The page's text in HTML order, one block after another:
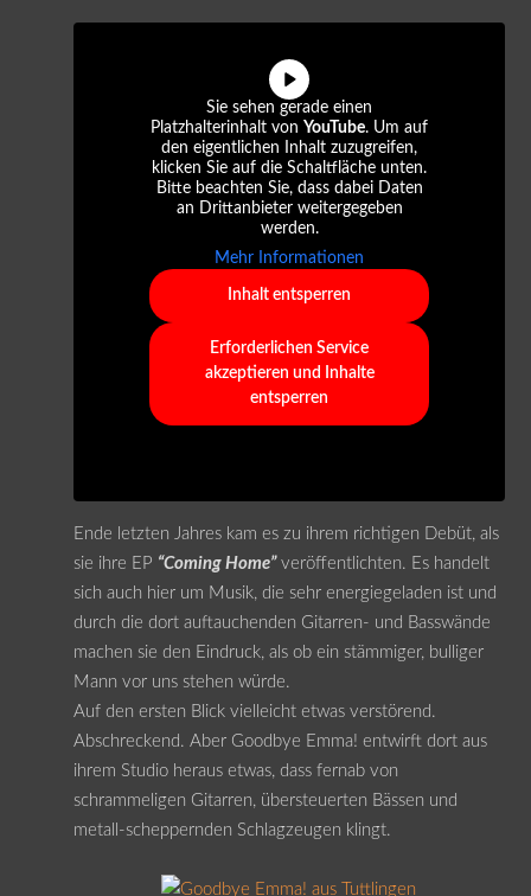
Sie sehen gerade einen
Platzhalterinhalt von YouTube. Um auf
den eigentlichen Inhalt zuzugreifen,
klicken Sie auf die Schaltfläche unten.
Bitte beachten Sie, dass dabei Daten
an Drittanbieter weitergegeben
werden.
Mehr Informationen
Inhalt entsperren
Erforderlichen Service
akzeptieren und Inhalte
entsperren
Ende letzten Jahres kam es zu ihrem richtigen Debüt, als
sie ihre EP “Coming Home”veröffentlichten. Es handelt
sich auch hier um Musik, die sehr energiegeladen ist und
durch die dort auftauchenden Gitarren- und Basswände
machen sie den Eindruck, als ob ein stämmiger, bulliger
Mann vor uns stehen würde.
Auf den ersten Blick vielleicht etwas verstörend.
Abschreckend. Aber Goodbye Emma! entwirft dort aus
ihrem Studio heraus etwas, dass fernab von
schrammeligen Gitarren, übersteuerten Bässen und
metall-scheppernden Schlagzeugen klingt.